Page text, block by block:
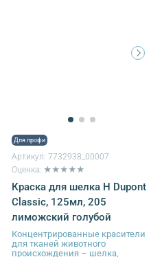
Для профи
Артикул: 7732938_00007
Оценка: ★★★★★
Краска для шелка H Dupont
Classic, 125мл, 205
лиможский голубой
Концентрированные красители
для тканей животного
происхождения – шелка,